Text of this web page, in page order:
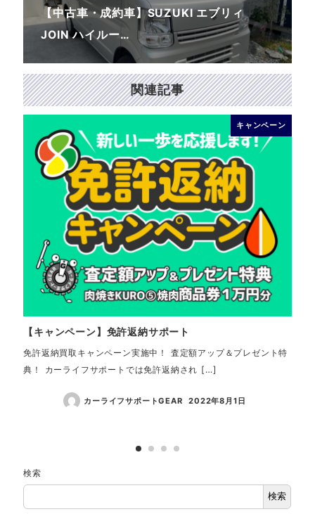
【中古車・成約車】SUZUKI エブリィ
JOIN ハイルー…
関連記事
キャンペーン
【キャンペーン】免許返納サポート
免許返納買取キャンペーン実施中！ 査定額アップ＆プレゼント特
典！ カーライフサポートでは免許返納され […]
カーライフサポートGEAR 2022年8月1日
検索
検索